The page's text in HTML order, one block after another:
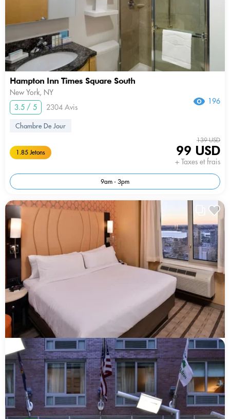
Hampton Inn Times Square South
New York, NY
3.5 / 5
2304 Avis
196
Chambre De Jour
1.85 Jetons
139 USD
99 USD
+ Taxes et frais
9am - 3pm